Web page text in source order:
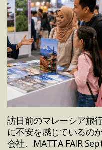
訪日前のマレーシア旅
に不安を感じているの
会社、MATTA FAIR